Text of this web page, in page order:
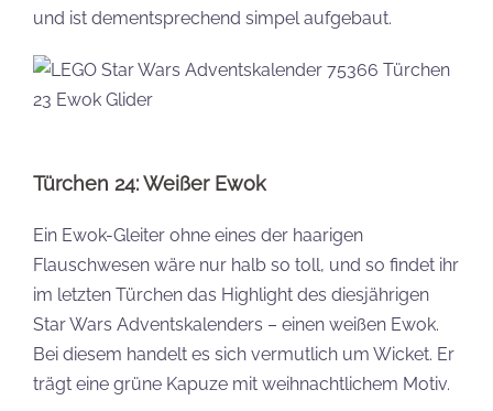
und ist dementsprechend simpel aufgebaut.
Türchen 24: Weißer Ewok
Ein Ewok-Gleiter ohne eines der haarigen
Flauschwesen wäre nur halb so toll, und so findet ihr
im letzten Türchen das Highlight des diesjährigen
Star Wars Adventskalenders – einen weißen Ewok.
Bei diesem handelt es sich vermutlich um Wicket. Er
trägt eine grüne Kapuze mit weihnachtlichem Motiv.